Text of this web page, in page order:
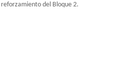
reforzamiento del Bloque 2.